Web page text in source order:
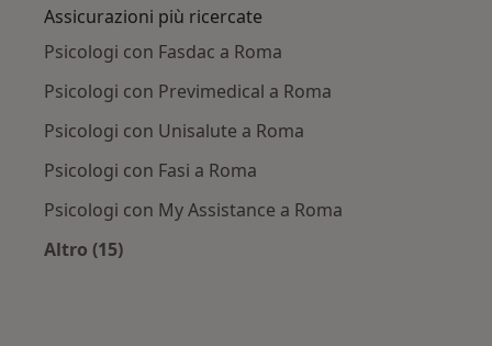
Assicurazioni più ricercate
Psicologi con Fasdac a Roma
Psicologi con Previmedical a Roma
Psicologi con Unisalute a Roma
Psicologi con Fasi a Roma
Psicologi con My Assistance a Roma
Altro (15)